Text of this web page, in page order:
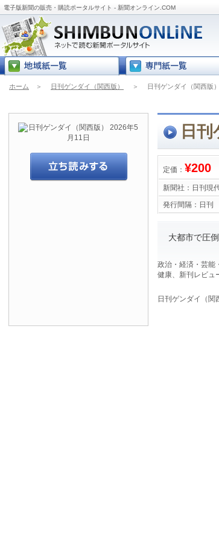
電子版新聞の販売・購読ポータルサイト - 新聞オンライン.COM
ホーム ＞ 日刊ゲンダイ（関西版） ＞ 日刊ゲンダイ（関西版
日
定価： ¥200
新聞社： 日刊現
発行間隔： 日刊
大都市で圧
政治・経済・芸能
健康、新刊レビュ
日刊ゲンダイ（関